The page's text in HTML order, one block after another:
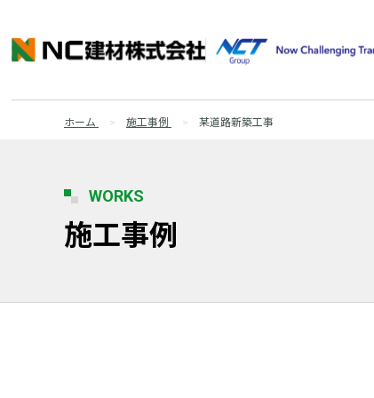
ホーム 施工事例 某道路新築工事
WORKS
施工事例